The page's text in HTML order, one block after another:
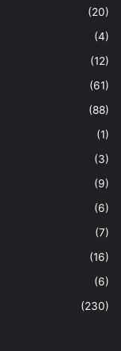
(20)
(4)
(12)
(61)
(88)
(1)
(3)
(9)
(6)
(7)
(16)
(6)
(230)